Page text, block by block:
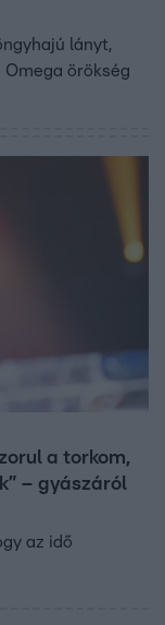
lányt,
örökség
a torkom,
– gyászáról
az idő